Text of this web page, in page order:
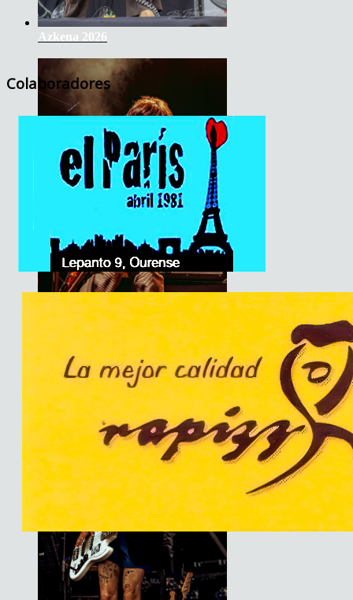
Azkena 2026
JET
Colaboradores